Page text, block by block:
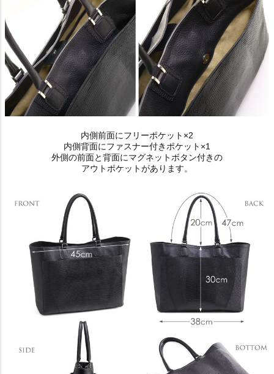
内側前面にフリーポケット×2
内側背面にファスナー付きポケット×1
外側の前面と背面にマグネットボタン付きの
アウトポケットがあります。